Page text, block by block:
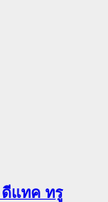
ดีแทค ทรู